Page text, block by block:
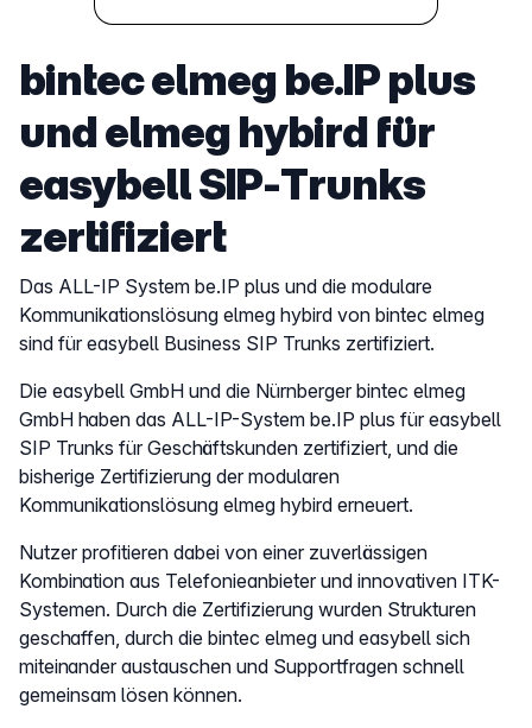
bintec elmeg be.IP plus
und elmeg hybird für
easybell SIP-Trunks
zertifiziert
Das ALL-IP System be.IP plus und die modulare
Kommunikationslösung elmeg hybird von bintec elmeg
sind für easybell Business SIP Trunks zertifiziert.
Die easybell GmbH und die Nürnberger bintec elmeg
GmbH haben das ALL-IP-System be.IP plus für easybell
SIP Trunks für Geschäftskunden zertifiziert, und die
bisherige Zertifizierung der modularen
Kommunikationslösung elmeg hybird erneuert.
Nutzer profitieren dabei von einer zuverlässigen
Kombination aus Telefonieanbieter und innovativen ITK-
Systemen. Durch die Zertifizierung wurden Strukturen
geschaffen, durch die bintec elmeg und easybell sich
miteinander austauschen und Supportfragen schnell
gemeinsam lösen können.